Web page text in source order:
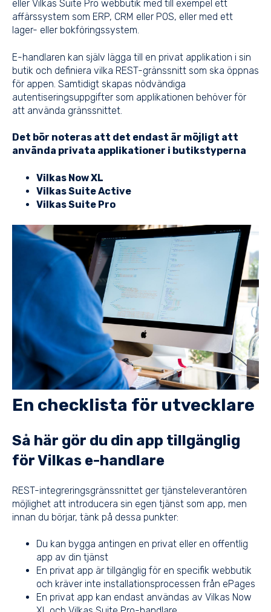
eller Vilkas Suite Pro webbutik med till exempel ett
affärssystem som ERP, CRM eller POS, eller med ett
lager- eller bokföringssystem.
E-handlaren kan själv lägga till en privat applikation i sin
butik och definiera vilka REST-gränssnitt som ska öppnas
för appen. Samtidigt skapas nödvändiga
autentiseringsuppgifter som applikationen behöver för
att använda gränssnittet.
Det bör noteras att det endast är möjligt att
använda privata applikationer i butikstyperna
Vilkas Now XL
Vilkas Suite Active
Vilkas Suite Pro
En checklista för utvecklare
Så här gör du din app tillgänglig
för Vilkas e-handlare
REST-integreringsgränssnittet ger tjänsteleverantören
möjlighet att introducera sin egen tjänst som app, men
innan du börjar, tänk på dessa punkter:
Du kan bygga antingen en privat eller en offentlig
app av din tjänst
En privat app är tillgänglig för en specifik webbutik
och kräver inte installationsprocessen från ePages
En privat app kan endast användas av Vilkas Now